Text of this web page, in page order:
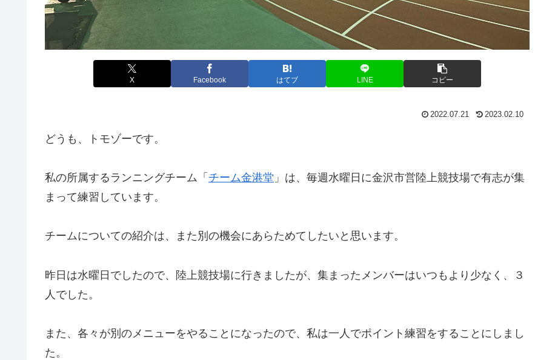
X Facebook はてブ LINE コピー
2022.07.21 2023.02.10
どうも、トモゾーです。
私の所属するランニングチーム「 チーム金港堂 」は、毎週水曜日に金沢市営陸上競技場で有志が集
まって練習しています。
チームについての紹介は、また別の機会にあらためてしたいと思います。
昨日は水曜日でしたので、陸上競技場に行きましたが、集まったメンバーはいつもより少なく、３
人でした。
また、各々が別のメニューをやることになったので、私は一人でポイント練習をすることにしまし
た。